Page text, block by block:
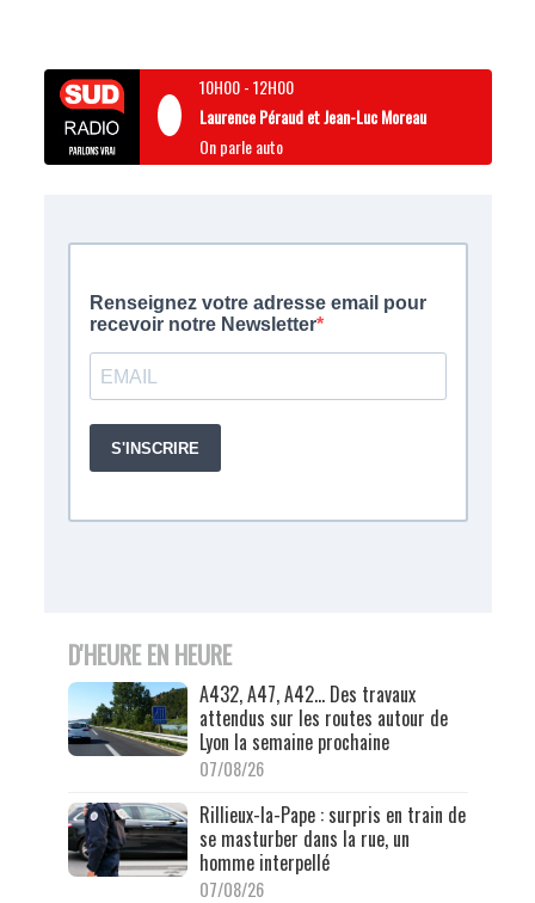
10H00-12H00
Laurence Péraud et Jean-Luc Moreau
On parle auto
D'HEURE EN HEURE
A432, A47, A42… Des travaux
attendus sur les routes autour de
Lyon la semaine prochaine
07/08/26
Rillieux-la-Pape : surpris en train de
se masturber dans la rue, un
homme interpellé
07/08/26